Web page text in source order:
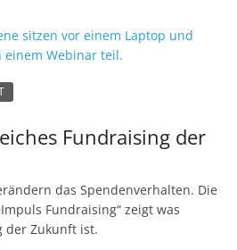
Fundraising der
das Spendenverhalten. Die
Fundraising“ zeigt was
der Zukunft ist.